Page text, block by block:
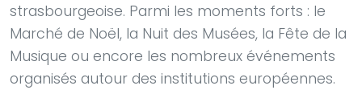
strasbourgeoise. Parmi les moments forts : le
Marché de Noël, la Nuit des Musées, la Fête de la
Musique ou encore les nombreux événements
organisés autour des institutions européennes.